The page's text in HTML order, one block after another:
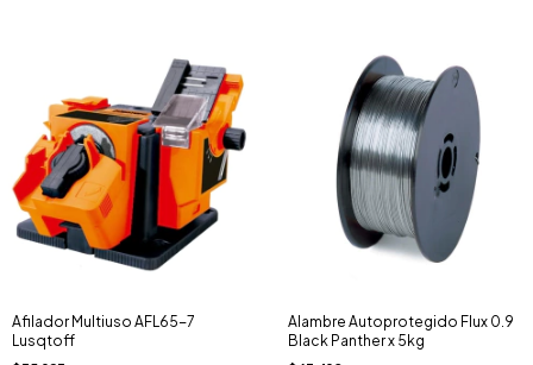
Afilador Multiuso AFL65-7
Lusqtoff
Alambre Autoprotegido Flux 0.9
Black Panther x 5kg